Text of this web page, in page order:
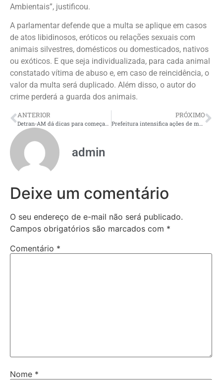
Ambientais”, justificou.
A parlamentar defende que a multa se aplique em casos
de atos libidinosos, eróticos ou relações sexuais com
animais silvestres, domésticos ou domesticados, nativos
ou exóticos. E que seja individualizada, para cada animal
constatado vítima de abuso e, em caso de reincidência, o
valor da multa será duplicado. Além disso, o autor do
crime perderá a guarda dos animais.
ANTERIOR PRÓXIMO
admin
Deixe um comentário
O seu endereço de e-mail não será publicado.
Campos obrigatórios são marcados com *
Comentário *
Nome *